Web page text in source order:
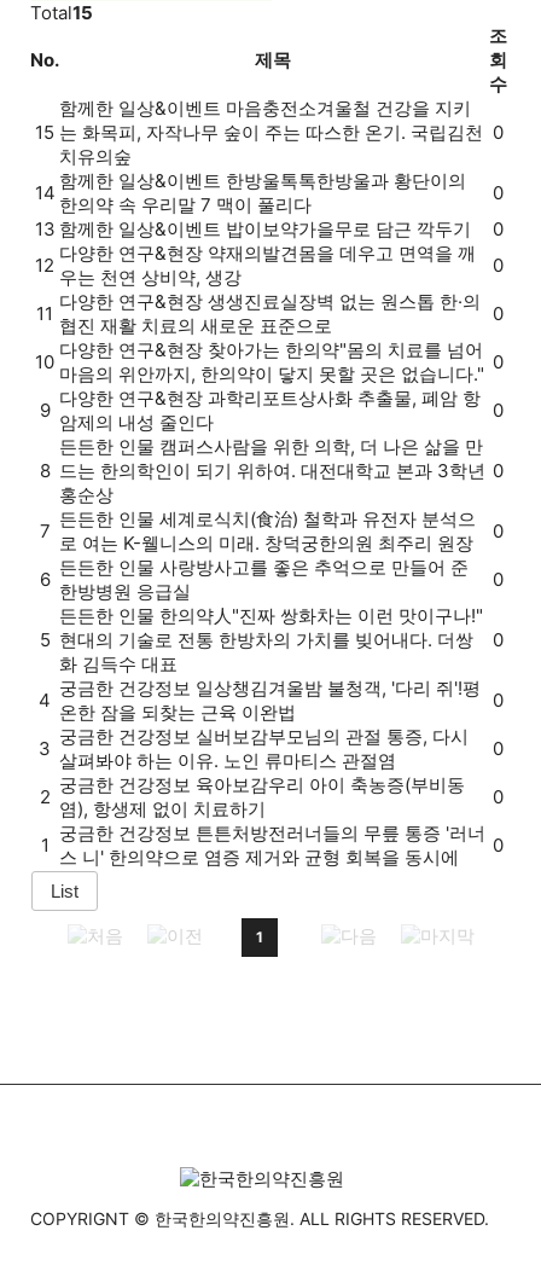
Total15
No. 제목
조
회
수
15
함께한 일상&이벤트 마음충전소겨울철 건강을 지키
는 화목피, 자작나무 숲이 주는 따스한 온기. 국립김천
치유의숲
0
14
함께한 일상&이벤트 한방울톡톡한방울과 황단이의
한의약 속 우리말 7 맥이 풀리다
0
13 함께한 일상&이벤트 밥이보약가을무로 담근 깍두기
0
12
다양한 연구&현장 약재의발견몸을 데우고 면역을 깨
우는 천연 상비약, 생강
0
11
다양한 연구&현장 생생진료실장벽 없는 원스톱 한·의
협진 재활 치료의 새로운 표준으로
0
10
다양한 연구&현장 찾아가는 한의약"몸의 치료를 넘어
마음의 위안까지, 한의약이 닿지 못할 곳은 없습니다."
0
9
다양한 연구&현장 과학리포트상사화 추출물, 폐암 항
암제의 내성 줄인다
0
8
든든한 인물 캠퍼스사람을 위한 의학, 더 나은 삶을 만
드는 한의학인이 되기 위하여. 대전대학교 본과 3학년
홍순상
0
7
든든한 인물 세계로식치(食治) 철학과 유전자 분석으
로 여는 K-웰니스의 미래. 창덕궁한의원 최주리 원장
0
6
든든한 인물 사랑방사고를 좋은 추억으로 만들어 준
한방병원 응급실
0
5
든든한 인물 한의약人"진짜 쌍화차는 이런 맛이구나!"
현대의 기술로 전통 한방차의 가치를 빚어내다. 더쌍
화 김득수 대표
0
4
궁금한 건강정보 일상챙김겨울밤 불청객, '다리 쥐'!평
온한 잠을 되찾는 근육 이완법
0
3
궁금한 건강정보 실버보감부모님의 관절 통증, 다시
살펴봐야 하는 이유. 노인 류마티스 관절염
0
2
궁금한 건강정보 육아보감우리 아이 축농증(부비동
염), 항생제 없이 치료하기
0
1
궁금한 건강정보 튼튼처방전러너들의 무릎 통증 '러너
스 니' 한의약으로 염증 제거와 균형 회복을 동시에
0
1
COPYRIGNT © 한국한의약진흥원. ALL RIGHTS RESERVED.